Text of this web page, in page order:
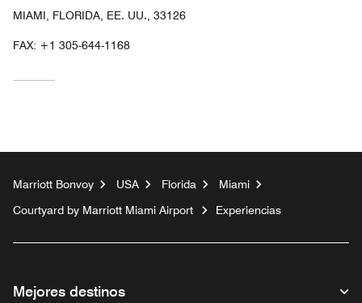
MIAMI, FLORIDA, EE. UU., 33126
FAX: +1 305-644-1168
Marriott Bonvoy USA Florida
Miami
Courtyard by Marriott Miami Airport
Experiencias
Mejores destinos